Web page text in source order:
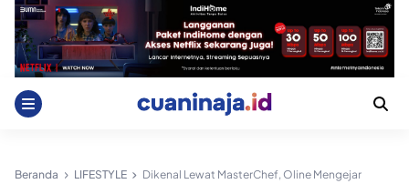
Skip
content
Beranda LIFESTYLE
Dikenal Lewat MasterChef, Oline Mengejar